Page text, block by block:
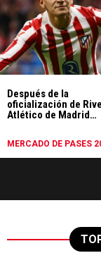
Después de la
oficialización de
Atlético de Madrid
MERCADO DE PASES